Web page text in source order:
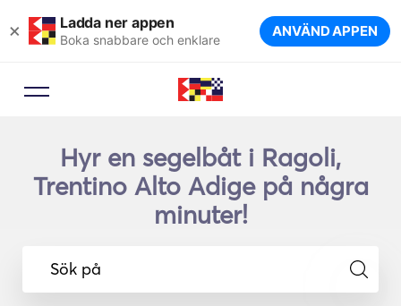
× Ladda ner appen
Boka snabbare och enklare ANVÄND APPEN
Hyr en segelbåt i Ragoli,
Trentino Alto Adige på några
minuter!
Sök på